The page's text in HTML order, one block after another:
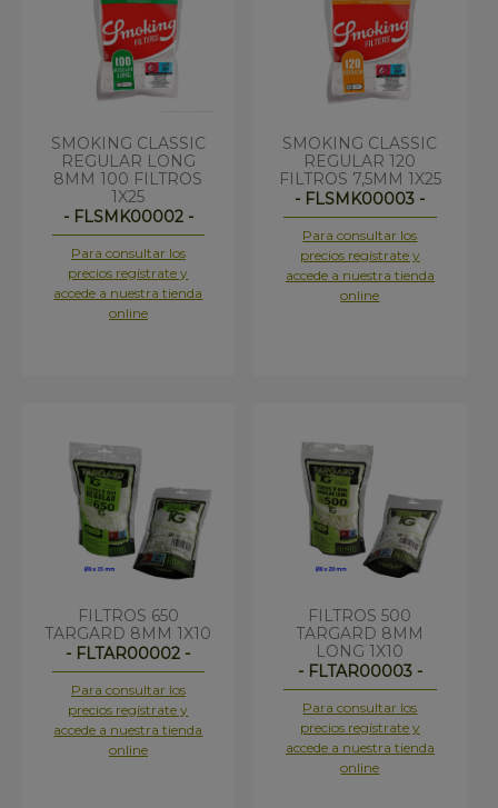
SMOKING CLASSIC
REGULAR LONG
8MM 100 FILTROS
1X25
- FLSMK00002 -
Para consultar los
precios regístrate y
accede a nuestra tienda
online
SMOKING CLASSIC
REGULAR 120
FILTROS 7,5MM 1X25
- FLSMK00003 -
Para consultar los
precios regístrate y
accede a nuestra tienda
online
FILTROS 650
TARGARD 8MM 1X10
- FLTAR00002 -
Para consultar los
precios regístrate y
accede a nuestra tienda
online
FILTROS 500
TARGARD 8MM
LONG 1X10
- FLTAR00003 -
Para consultar los
precios regístrate y
accede a nuestra tienda
online